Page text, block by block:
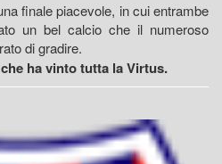
finale piacevole, in cui entrambe
un bel calcio che il numeroso
di gradire.
ha vinto tutta la Virtus.